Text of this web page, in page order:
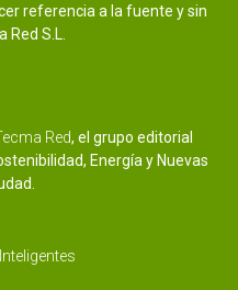
referencia a la fuente y sin
S.L.
Red, el grupo editorial
Energía y Nuevas